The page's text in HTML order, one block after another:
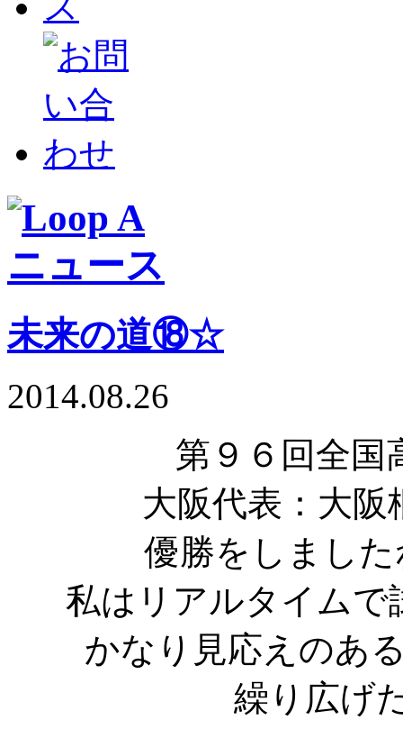
未来の道⑱☆
2014.08.26
第９６回全国
大阪代表：大阪
優勝をしました
私はリアルタイムで
かなり見応えのあ
繰り広げ